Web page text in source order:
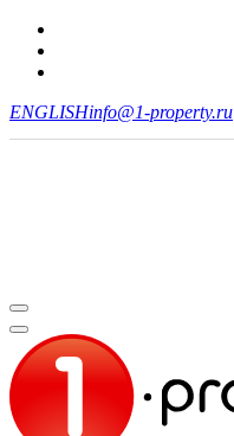
ENGLISHinfo@1-property.ru